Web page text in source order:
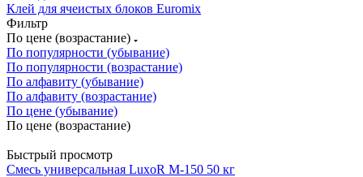
Клей для ячеистых блоков Euromix
Фильтр
По цене (возрастание)
По популярности (убывание)
По популярности (возрастание)
По алфавиту (убывание)
По алфавиту (возрастание)
По цене (убывание)
По цене (возрастание)
Быстрый просмотр
Cмесь универсальная LuxoR М-150 50 кг